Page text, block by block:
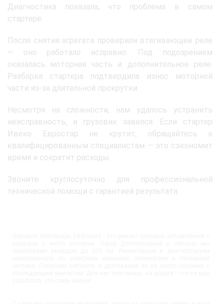
Диагностика показала, что проблема в самом
стартере.
После снятия агрегата проверили втягивающее реле
— оно работало исправно. Под подозрением
оказалась моторная часть и дополнительное реле.
Разборка стартера подтвердила износ моторной
части из-за длительной прокрутки.
Несмотря на сложности, нам удалось устранить
неисправность, и грузовик завелся. Если стартер
Ивеко Евростар не крутит, обращайтесь к
квалифицированным специалистам — это сэкономит
время и сократит расходы.
Звоните круглосуточно для профессиональной
технической помощи с гарантией результата.